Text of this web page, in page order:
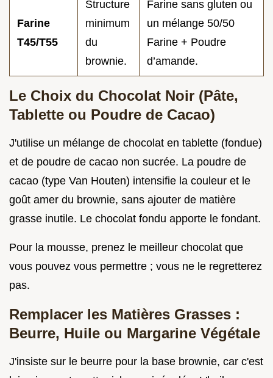
Farine
T45/T55
Structure
minimum
du
brownie.
Farine sans gluten ou
un mélange 50/50
Farine + Poudre
d’amande.
Le Choix du Chocolat Noir (Pâte,
Tablette ou Poudre de Cacao)
J'utilise un mélange de chocolat en tablette (fondue)
et de poudre de cacao non sucrée. La poudre de
cacao (type Van Houten) intensifie la couleur et le
goût amer du brownie, sans ajouter de matière
grasse inutile. Le chocolat fondu apporte le fondant.
Pour la mousse, prenez le meilleur chocolat que
vous pouvez vous permettre ; vous ne le regretterez
pas.
Remplacer les Matières Grasses :
Beurre, Huile ou Margarine Végétale
J'insiste sur le beurre pour la base brownie, car c'est